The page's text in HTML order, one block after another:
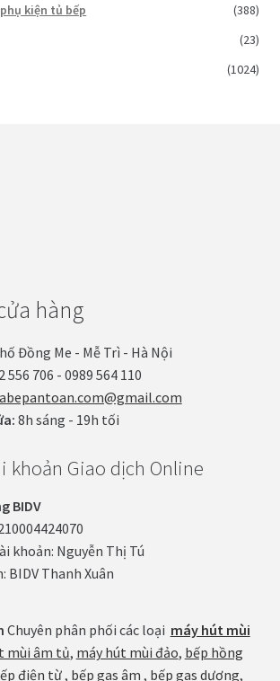
kiện tủ bếp
(388)
(23)
(1024)
hàng
Đồng Me - Mễ Trì - Hà Nội
556 706 - 0989 564 110
8h sáng - 19h tối
khoản Giao dịch Online
BIDV
khoản: Nguyễn Thị Tú
BIDV Thanh Xuân
Chuyên phân phối các loại máy hút mùi
mùi âm tủ, máy hút mùi đảo, bếp hồng
điện từ, bếp gas âm , bếp gas dương,